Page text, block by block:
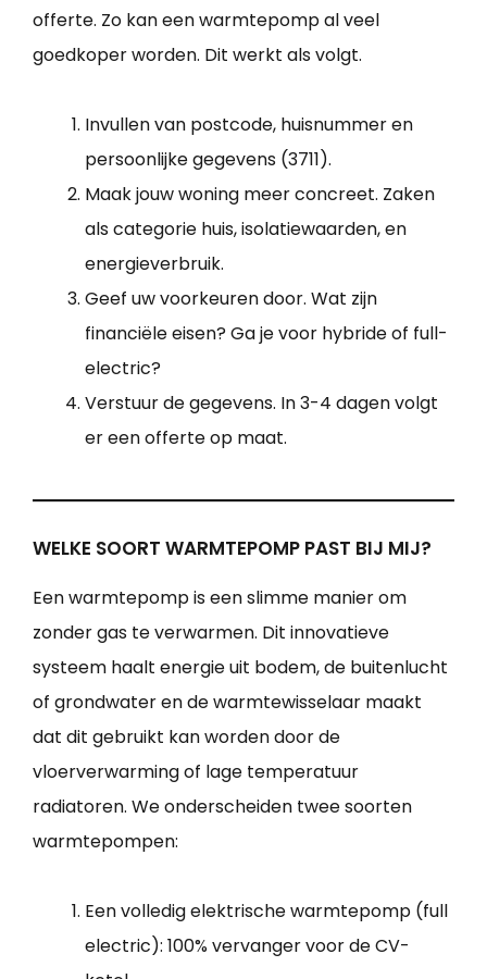
offerte. Zo kan een warmtepomp al veel
goedkoper worden. Dit werkt als volgt.
Invullen van postcode, huisnummer en
persoonlijke gegevens (3711).
Maak jouw woning meer concreet. Zaken
als categorie huis, isolatiewaarden, en
energieverbruik.
Geef uw voorkeuren door. Wat zijn
financiële eisen? Ga je voor hybride of full-
electric?
Verstuur de gegevens. In 3-4 dagen volgt
er een offerte op maat.
WELKE SOORT WARMTEPOMP PAST BIJ MIJ?
Een warmtepomp is een slimme manier om
zonder gas te verwarmen. Dit innovatieve
systeem haalt energie uit bodem, de buitenlucht
of grondwater en de warmtewisselaar maakt
dat dit gebruikt kan worden door de
vloerverwarming of lage temperatuur
radiatoren. We onderscheiden twee soorten
warmtepompen:
Een volledig elektrische warmtepomp (full
electric): 100% vervanger voor de CV-